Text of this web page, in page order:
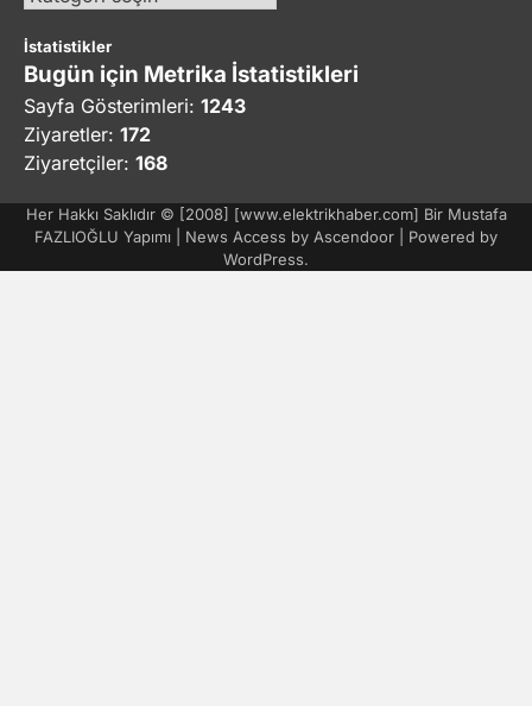
İstatistikler
Bugün için Metrika İstatistikleri
Sayfa Gösterimleri: 1243
Ziyaretler: 172
Ziyaretçiler: 168
Her Hakkı Saklıdır © [2008] [www.elektrikhaber.com] Bir Mustafa
FAZLIOĞLU Yapımı | News Access by Ascendoor | Powered by
WordPress.